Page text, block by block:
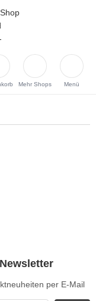
Mehr Shops Menü
per E-Mail